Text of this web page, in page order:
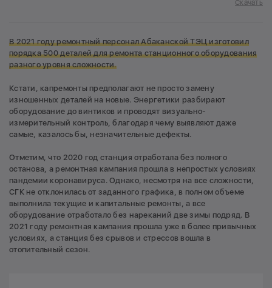
Скачать
В 2021 году ремонтный персонал Абаканской ТЭЦ изготовил
порядка 500 деталей для ремонта станционного оборудования
разного уровня сложности.
Кстати, капремонты предполагают не просто замену
изношенных деталей на новые. Энергетики разбирают
оборудование до винтиков и проводят визуально-
измерительный контроль, благодаря чему выявляют даже
самые, казалось бы, незначительные дефекты.
Отметим, что 2020 год станция отработала без полного
останова, а ремонтная кампания прошла в непростых условиях
пандемии коронавируса. Однако, несмотря на все сложности,
СГК не отклонилась от заданного графика, в полном объеме
выполнила текущие и капитальные ремонты, а все
оборудование отработало без нареканий две зимы подряд. В
2021 году ремонтная кампания прошла уже в более привычных
условиях, а станция без срывов и стрессов вошла в
отопительный сезон.